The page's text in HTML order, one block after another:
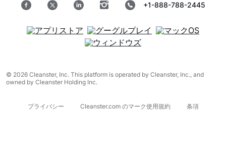
+1-888-788-2445
© 2026 Cleanster, Inc. This platform is operated by Cleanster, Inc., and
owned by Cleanster Holding Inc.
プライバシー Cleanster.com のマーク使用規約 条項